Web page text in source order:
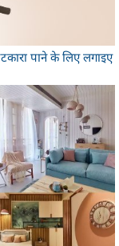
पाने के लिए लगाइए